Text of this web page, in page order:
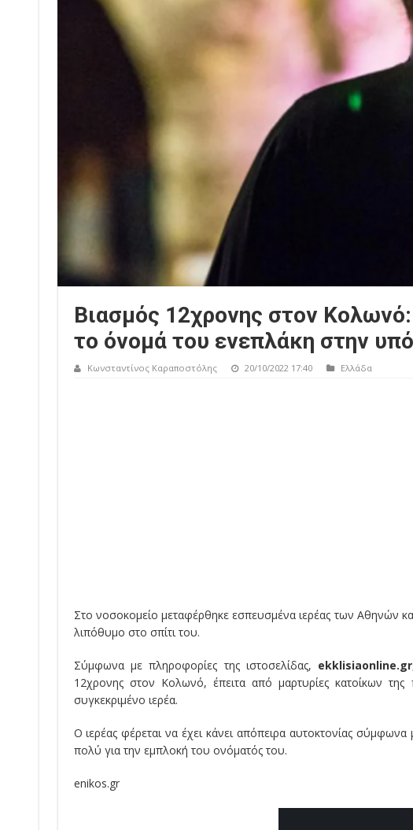
Βιασμός 12χρονης στον
το όνομά του ενεπλάκη στην
Κωνσταντίνος Καραποστόλης 20/10/2022 17:40 Ελλάδα
Στο νοσοκομείο μεταφέρθηκε εσπευσμένα ιερέας των Αθηνών
λιπόθυμο στο σπίτι του.
Σύμφωνα με πληροφορίες της ιστοσελίδας, ekklisiaonline.gr
12χρονης στον Κολωνό, έπειτα από μαρτυρίες κατοίκων
συγκεκριμένο ιερέα.
Ο ιερέας φέρεται να έχει κάνει απόπειρα αυτοκτονίας
πολύ για την εμπλοκή του ονόματός του.
enikos.gr